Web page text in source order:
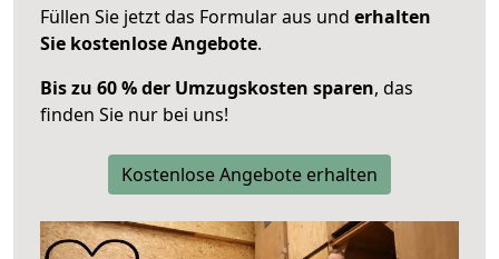
Füllen Sie jetzt das Formular aus und erhalten
Sie kostenlose Angebote.
Bis zu 60 % der Umzugskosten sparen, das
finden Sie nur bei uns!
Kostenlose Angebote erhalten